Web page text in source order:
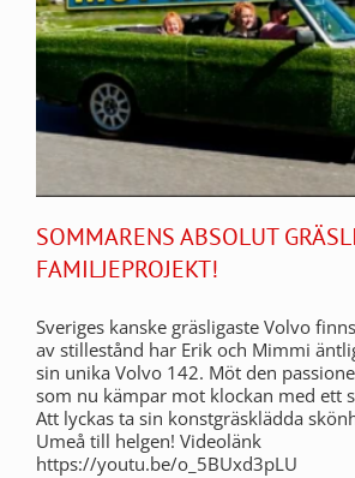
SOMMARENS ABSOLUT
FAMILJEPROJEKT!
Sveriges kanske gräsligaste Volvo
av stillestånd har Erik och Mimmi
sin unika Volvo 142. Möt den
som nu kämpar mot klockan med ett
Att lyckas ta sin konstgräsklädda
Umeå till helgen! Videolänk
https://youtu.be/o_5BUxd3pLU